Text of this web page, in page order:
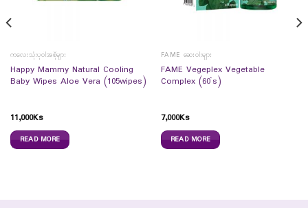
ကလေးသုံးပုဝါအစိုများ
Happy Mammy Natural Cooling
Baby Wipes Aloe Vera (105wipes)
11,000Ks
READ MORE
FAME ဆေးဝါးများ
FAME Vegeplex Vegetable
Complex (60`s)
7,000Ks
READ MORE